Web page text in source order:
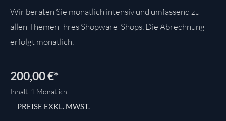
Wir beraten Sie monatlich intensiv und umfassend zu
allen Themen Ihres Shopware-Shops. Die Abrechnung
erfolgt monatlich.
200,00 €*
Inhalt: 1 Monatlich
PREISE EXKL. MWST.